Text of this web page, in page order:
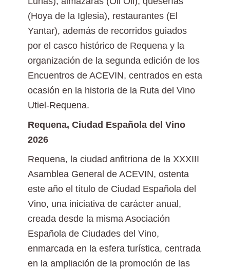
(Hoya de la Iglesia), restaurantes (El
Yantar), además de recorridos guiados
por el casco histórico de Requena y la
organización de la segunda edición de los
Encuentros de ACEVIN, centrados en esta
ocasión en la historia de la Ruta del Vino
Utiel-Requena.
Requena, Ciudad Española del Vino
2026
Requena, la ciudad anfitriona de la XXXIII
Asamblea General de ACEVIN, ostenta
este año el título de Ciudad Española del
Vino, una iniciativa de carácter anual,
creada desde la misma Asociación
Española de Ciudades del Vino,
enmarcada en la esfera turística, centrada
en la ampliación de la promoción de las